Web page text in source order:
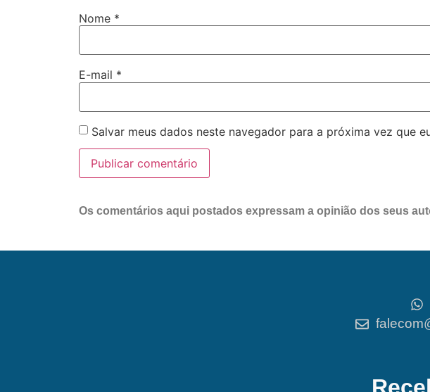
Nome *
E-mail *
Salvar meus dados neste navegador para a próxima vez que
Os comentários aqui postados expressam a opinião dos seus